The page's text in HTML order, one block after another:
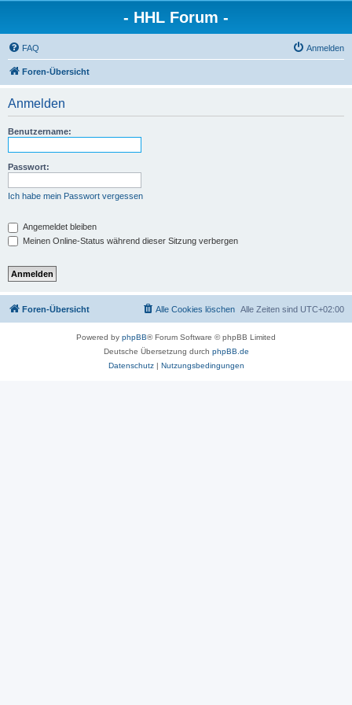
- HHL Forum -
FAQ Anmelden
Foren-Übersicht
Anmelden
Benutzername:
Passwort:
Ich habe mein Passwort vergessen
Angemeldet bleiben
Meinen Online-Status während dieser Sitzung verbergen
Foren-Übersicht Alle Zeiten sind UTC+02:00
Alle Cookies löschen
Powered by phpBB® Forum Software © phpBB Limited
Deutsche Übersetzung durch phpBB.de
Datenschutz| Nutzungsbedingungen